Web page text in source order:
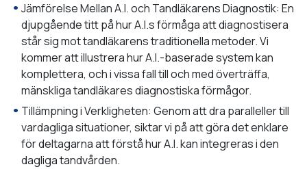
Jämförelse Mellan A.I. och Tandläkarens Diagnostik: En
djupgående titt på hur A.I.s förmåga att diagnostisera
står sig mot tandläkarens traditionella metoder. Vi
kommer att illustrera hur A.I.-baserade system kan
komplettera, och i vissa fall till och med överträffa,
mänskliga tandläkares diagnostiska förmågor.
Tillämpning i Verkligheten: Genom att dra paralleller till
vardagliga situationer, siktar vi på att göra det enklare
för deltagarna att förstå hur A.I. kan integreras i den
dagliga tandvården.